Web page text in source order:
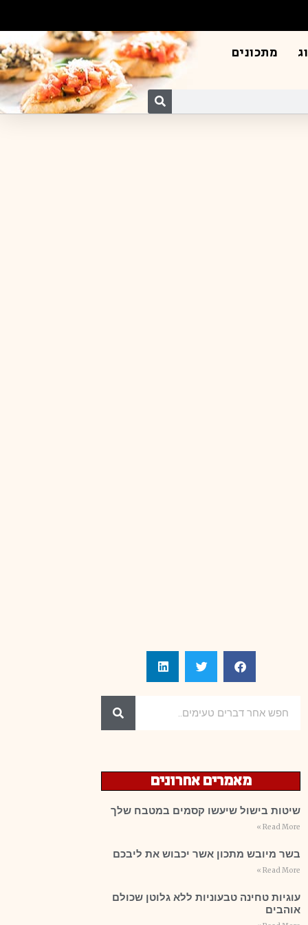
מתכונים
מאמרים אחרונים
שיטות בישול שיעשו קסמים במטבח שלך
Read More »
בשר מיובש מתכון אשר יכבוש את ליבכם
Read More »
עוגיות טחינה טבעוניות ללא גלוטן שכולם
אוהבים